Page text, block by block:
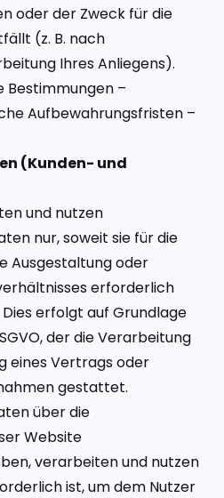
oder der Zweck für die
(z. B. nach
Ihres Anliegens).
Bestimmungen –
Aufbewahrungsfristen –
(Kunden- und
und nutzen
nur, soweit sie für die
Ausgestaltung oder
erforderlich
erfolgt auf Grundlage
der die Verarbeitung
eines Vertrags oder
gestattet.
über die
Website
verarbeiten und nutzen
ist, um dem Nutzer